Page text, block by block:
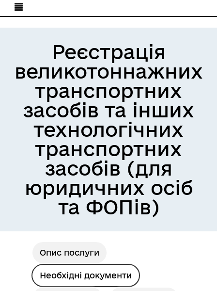
Реєстрація
великотоннажних
транспортних
засобів та інших
технологічних
транспортних
засобів (для
юридичних осіб
та ФОПів)
Опис послуги
Необхідні документи